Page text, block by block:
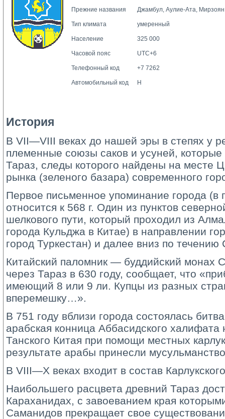
Прежние названия Джамбул, Аулие-Ата, Мирзоян
Тип климата умеренный
Население 325 000
Часовой пояс UTC+6
Телефонный код +7 7262
Автомобильный код H
История
В VII—VIII веках до нашей эры в степях у
племенные союзы саков и усуней,
Тараз, следы которого найдены на месте
рынка (зеленого базара) современного
Первое письменное упоминание города (в
относится к 568 г. Один из пунктов
шелкового пути, который проходил из
города Кульджа в Китае) в направлении
город Туркестан) и далее вниз по
Китайский паломник — буддийский монах
через Тараз в 630 году, сообщает, что
имеющий 8 или 9 ли. Купцы из разных
вперемешку…».
В 751 году вблизи города состоялась
арабская конница Аббасидского
Танского Китая при помощи местных
результате арабы принесли
В VIII—X веках входит в состав
Наибольшего расцвета древний Тараз
Караханидах, с завоеванием края
Саманидов прекращает свое